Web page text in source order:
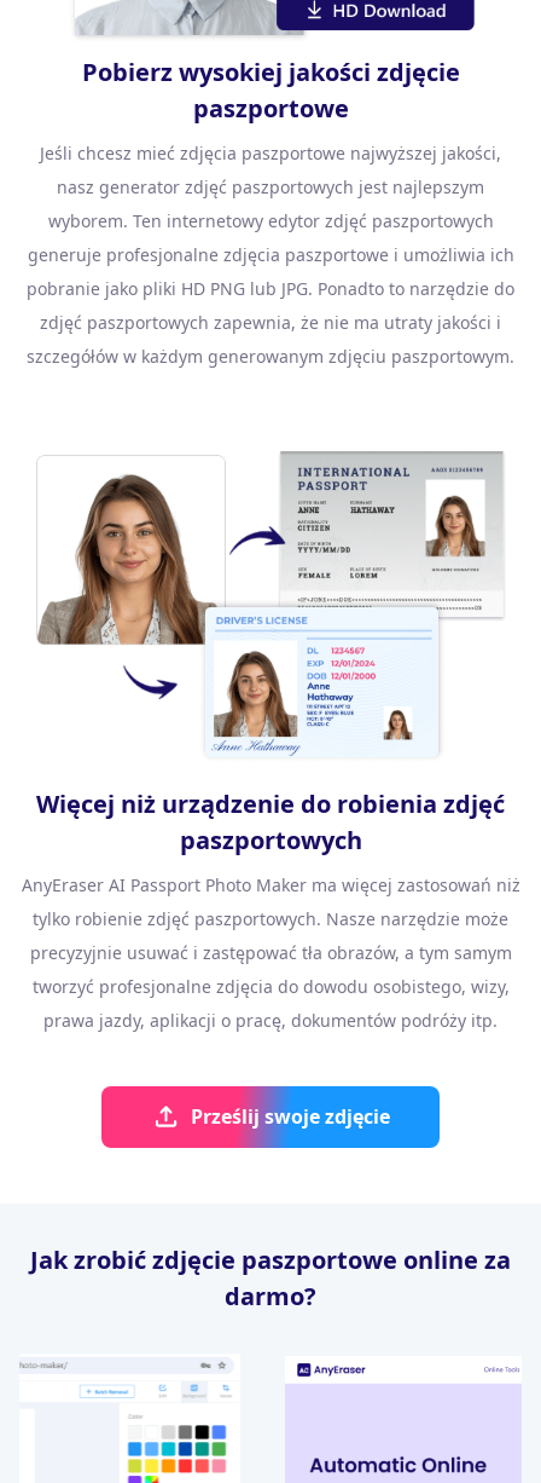
Pobierz wysokiej jakości zdjęcie
paszportowe
Jeśli chcesz mieć zdjęcia paszportowe najwyższej jakości,
nasz generator zdjęć paszportowych jest najlepszym
wyborem. Ten internetowy edytor zdjęć paszportowych
generuje profesjonalne zdjęcia paszportowe i umożliwia ich
pobranie jako pliki HD PNG lub JPG. Ponadto to narzędzie do
zdjęć paszportowych zapewnia, że ​​nie ma utraty jakości i
szczegółów w każdym generowanym zdjęciu paszportowym.
Więcej niż urządzenie do robienia zdjęć
paszportowych
AnyEraser AI Passport Photo Maker ma więcej zastosowań niż
tylko robienie zdjęć paszportowych. Nasze narzędzie może
precyzyjnie usuwać i zastępować tła obrazów, a tym samym
tworzyć profesjonalne zdjęcia do dowodu osobistego, wizy,
prawa jazdy, aplikacji o pracę, dokumentów podróży itp.
Prześlij swoje zdjęcie
Jak zrobić zdjęcie paszportowe online za
darmo?